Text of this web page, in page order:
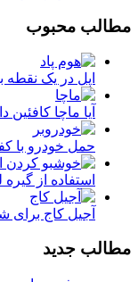
مطالب محبوب
اپل در یک نقطه
آیا ماچا کافئین
حمل خودرو با
استفاده از
آجیل کاج برای
مطالب جدید